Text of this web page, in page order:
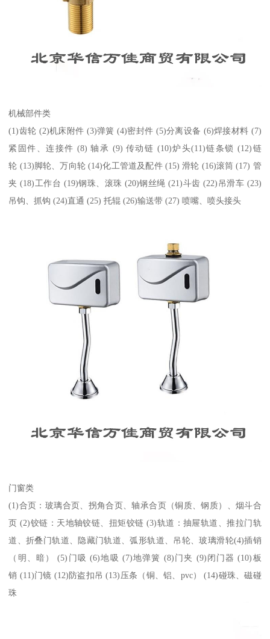
机械部件类
(1)齿轮 (2)机床附件 (3)弹簧 (4)密封件 (5)分离设备 (6)焊接材料 (7)
紧固件、连接件 (8) 轴承 (9) 传动链 (10)炉头(11)链条锁 (12)链
轮 (13)脚轮、万向轮 (14)化工管道及配件 (15) 滑轮 (16)滚筒 (17) 管
夹 (18)工作台 (19)钢珠、滚珠 (20)钢丝绳 (21)斗齿 (22)吊滑车 (23)
吊钩、抓钩 (24)直通 (25) 托辊 (26)输送带 (27) 喷嘴、喷头接头
门窗类
(1)合页：玻璃合页、拐角合页、轴承合页（铜质、钢质）、烟斗合
页 (2)铰链：天地轴铰链、扭矩铰链 (3)轨道：抽屉轨道、推拉门轨
道、折叠门轨道、隐藏门轨道、弧形轨道、吊轮、玻璃滑轮(4)插销
（明、暗） (5)门吸 (6)地吸 (7)地弹簧 (8)门夹 (9)闭门器 (10)板
销 (11)门镜 (12)防盗扣吊 (13)压条（铜、铝、pvc） (14)碰珠、磁碰
珠